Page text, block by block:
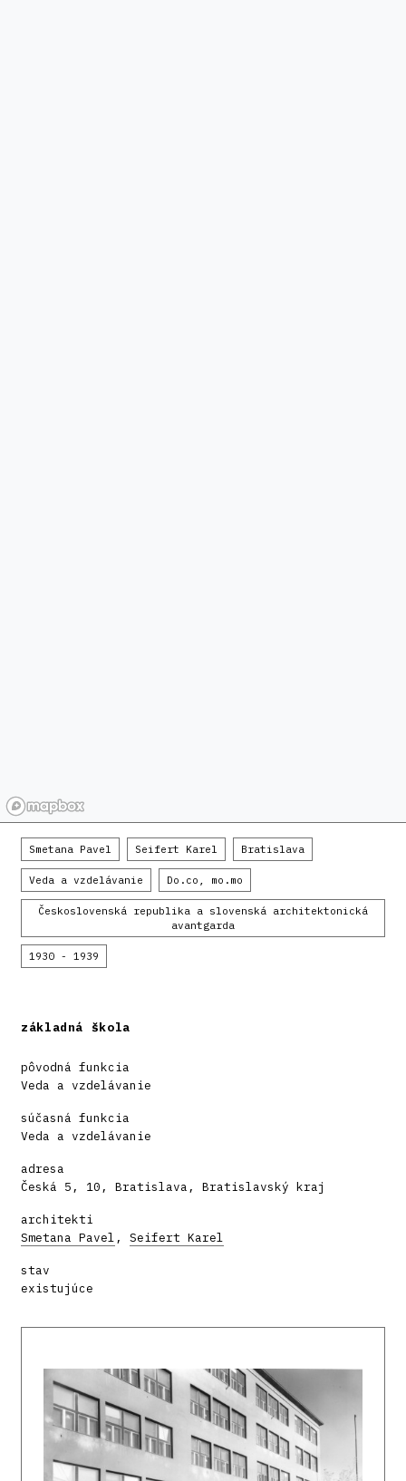
Smetana Pavel Seifert Karel Bratislava
Veda a vzdelávanie Do.co, mo.mo
Československá republika a slovenská architektonická
avantgarda
1930 - 1939
základná škola
pôvodná funkcia
Veda a vzdelávanie
súčasná funkcia
Veda a vzdelávanie
adresa
Česká 5, 10, Bratislava, Bratislavský kraj
architekti
Smetana Pavel , Seifert Karel
stav
existujúce